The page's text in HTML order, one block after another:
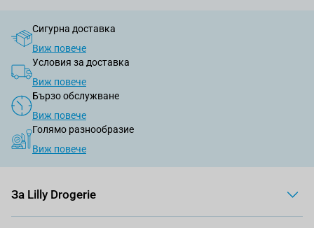
Сигурна доставка
Виж повече
Условия за доставка
Виж повече
Бързо обслужване
Виж повече
Голямо разнообразие
Виж повече
За Lilly Drogerie